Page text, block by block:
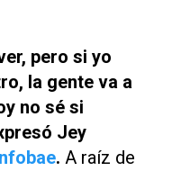
pero si yo
la gente va a
no sé si
Jey
. A raíz de